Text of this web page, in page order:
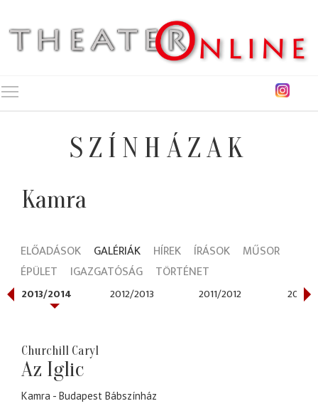
SZÍNHÁZAK
Kamra
ELŐADÁSOK GALÉRIÁK HÍREK ÍRÁSOK
MŰSOR
ÉPÜLET
IGAZGATÓSÁG TÖRTÉNET
2013/2014 2012/2013 2011/2012 2010/
Churchill Caryl
Az Iglic
Kamra
Budapest Bábszínház